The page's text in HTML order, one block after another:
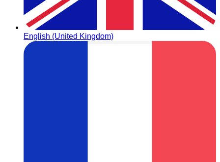
English (United Kingdom)